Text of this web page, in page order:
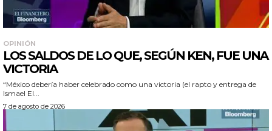
OPINIÓN
LOS SALDOS DE LO QUE, SEGÚN KEN, FUE UNA
VICTORIA
“México debería haber celebrado como una victoria (el rapto y entrega de
Ismael El...
7 de agosto de 2026